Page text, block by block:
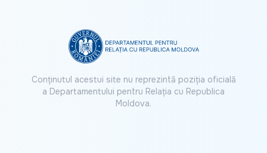
Conținutul acestui site nu reprezintă poziția oficială
a Departamentului pentru Relația cu Republica
Moldova.